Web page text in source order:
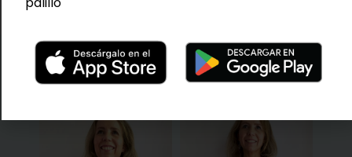
Nivel de dificultad:
TAMBIÉN TE PUEDE